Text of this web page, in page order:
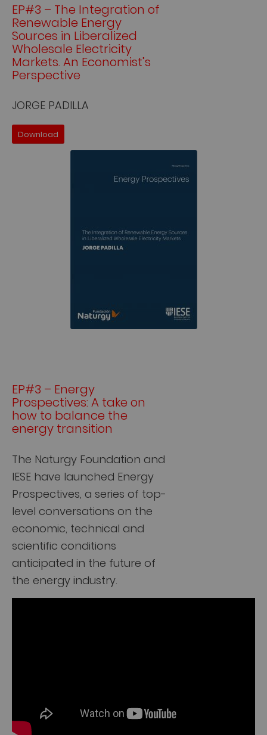
EP#3 – The Integration of
Renewable Energy
Sources in Liberalized
Wholesale Electricity
Markets. An Economist’s
Perspective
JORGE PADILLA
Download
EP#3 – Energy
Prospectives: A take on
how to balance the
energy transition
The Naturgy Foundation and
IESE have launched Energy
Prospectives, a series of top-
level conversations on the
economic, technical and
scientific conditions
anticipated in the future of
the energy industry.